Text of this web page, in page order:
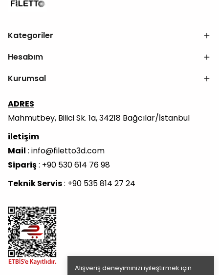
Alışveriş deneyiminizi iyileştirmek için
Kategoriler
Hesabım
Kurumsal
ADRES
Mahmutbey, Bilici Sk. 1a, 34218 Bağcılar/İstanbul
iletişim
Mail : info@filetto3d.com
Sipariş: +90 530 614 76 98
Teknik Servis: +90 535 814 27 24